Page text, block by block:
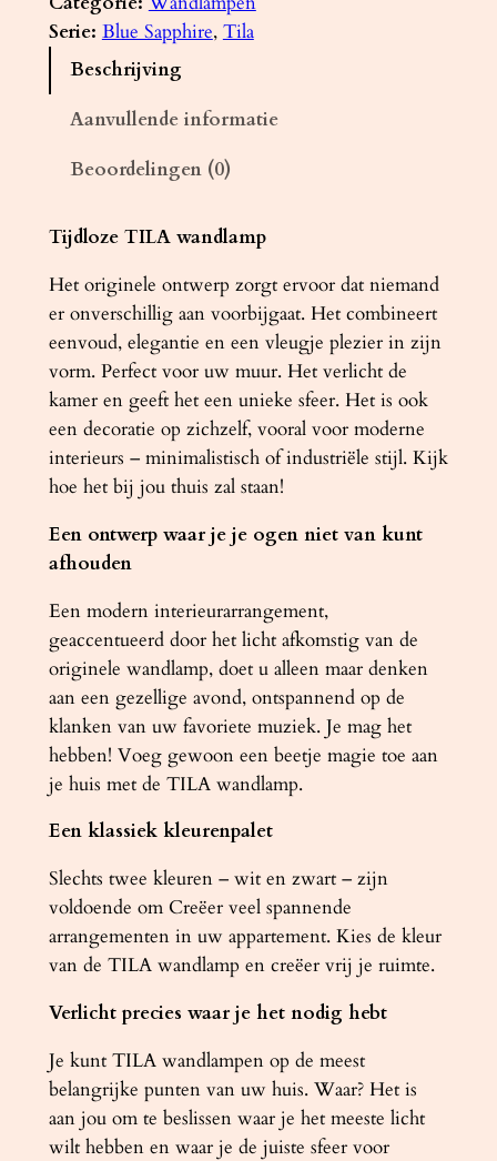
l
A
0
w
i
t
a
a
n
t
l
Serie: Blue Sapphire, Tila
Beschrijving
Aanvullende informatie
Beoordelingen (0)
Tijdloze TILA wandlamp
Het originele ontwerp zorgt ervoor dat niemand
er onverschillig aan voorbijgaat. Het combineert
eenvoud, elegantie en een vleugje plezier in zijn
vorm. Perfect voor uw muur. Het verlicht de
kamer en geeft het een unieke sfeer. Het is ook
een decoratie op zichzelf, vooral voor moderne
interieurs – minimalistisch of industriële stijl. Kijk
hoe het bij jou thuis zal staan!
Een ontwerp waar je je ogen niet van kunt
afhouden
Een modern interieurarrangement,
geaccentueerd door het licht afkomstig van de
originele wandlamp, doet u alleen maar denken
aan een gezellige avond, ontspannend op de
klanken van uw favoriete muziek. Je mag het
hebben! Voeg gewoon een beetje magie toe aan
je huis met de TILA wandlamp.
Een klassiek kleurenpalet
Slechts twee kleuren – wit en zwart – zijn
voldoende om Creëer veel spannende
arrangementen in uw appartement. Kies de kleur
van de TILA wandlamp en creëer vrij je ruimte.
Verlicht precies waar je het nodig hebt
Je kunt TILA wandlampen op de meest
belangrijke punten van uw huis. Waar? Het is
aan jou om te beslissen waar je het meeste licht
wilt hebben en waar je de juiste sfeer voor